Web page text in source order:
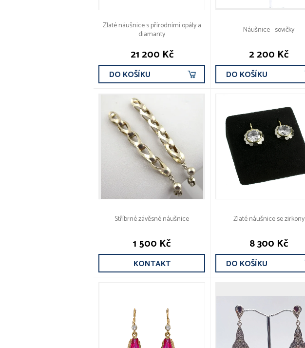
Zlaté náušnice s přírodními opály a
diamanty
21 200 Kč
DO KOŠÍKU
Náušnice - sovičky
2 200 Kč
DO KOŠÍKU
Stříbrné závěsné náušnice
1 500 Kč
KONTAKT
Zlaté náušnice se zirkony
8 300 Kč
DO KOŠÍKU